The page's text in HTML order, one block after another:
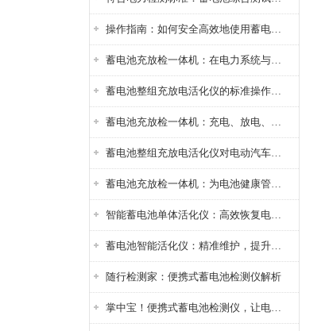
操作指南：如何安全高效地使用蓄电池智能活化仪？
蓄电池充放检一体机：在电力系统与储能设备中的创新应用，确保蓄电池性能与可靠性
蓄电池整组充放电活化仪的标准操作流程：从接线设置到充放电参数设定的安全规范
蓄电池充放检一体机：充电、放电、检测三功能集成设备
蓄电池整组充放电活化仪对电动汽车电池有帮助吗？
蓄电池充放检一体机：为电池健康管理提供一站式解决方案
智能蓄电池单体活化仪：高效恢复电池性能，延长蓄电池使用寿命
蓄电池智能活化仪：精准维护，提升电池健康状态
随行检测家：便携式蓄电池检测仪解析
掌中宝！便携式蓄电池检测仪，让电池检测变得简单又快捷！